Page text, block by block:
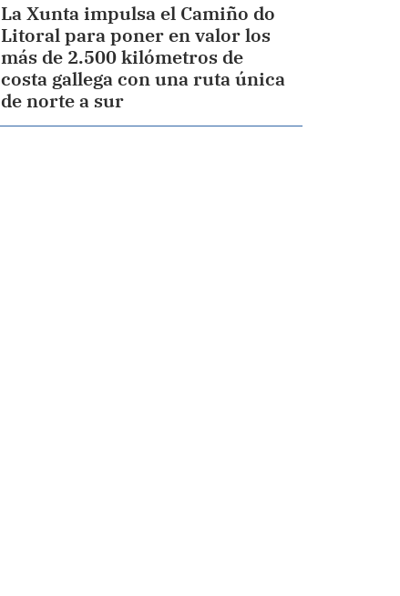
La Xunta impulsa el Camiño do
Litoral para poner en valor los
más de 2.500 kilómetros de
costa gallega con una ruta única
de norte a sur